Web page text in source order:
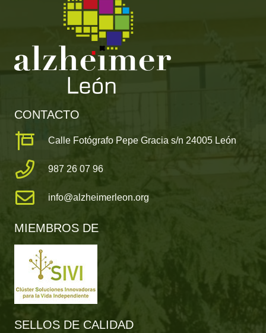
CONTACTO
Calle Fotógrafo Pepe Gracia s/n 24005 León
987 26 07 96
info@alzheimerleon.org
MIEMBROS DE
SELLOS DE CALIDAD